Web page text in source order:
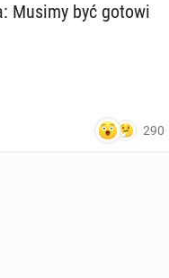
Musimy być gotowi
290